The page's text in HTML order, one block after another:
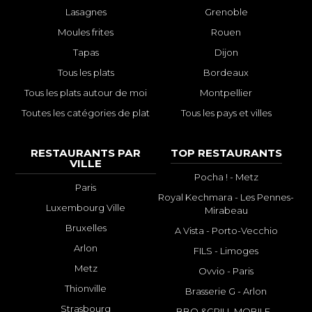
Lasagnes
Moules frites
Tapas
Tous les plats
Tous les plats autour de moi
Toutes les catégories de plat
Grenoble
Rouen
Dijon
Bordeaux
Montpellier
Tous les pays et villes
RESTAURANTS PAR
VILLE
Paris
Luxembourg Ville
Bruxelles
Arlon
Metz
Thionville
Strasbourg
TOP RESTAURANTS
Pocha ! - Metz
Royal Kechmara - Les Pennes-
Mirabeau
A Vista - Porto-Vecchio
FILS - Limoges
Ovvio - Paris
Brasserie G - Arlon